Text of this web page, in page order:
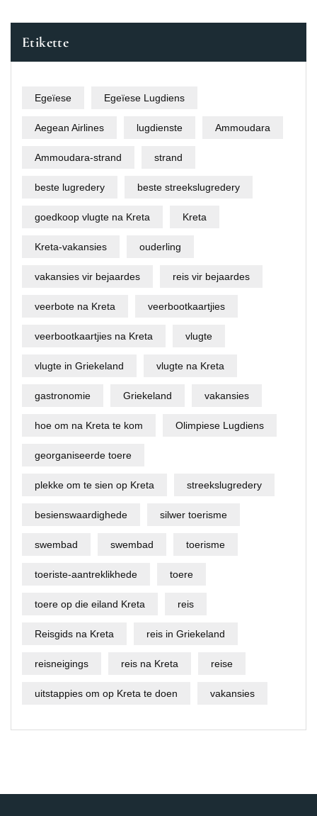
Etikette
Egeïese Egeïese Lugdiens
Aegean Airlines lugdienste Ammoudara
Ammoudara-strand strand
beste lugredery beste streekslugredery
goedkoop vlugte na Kreta Kreta
Kreta-vakansies ouderling
vakansies vir bejaardes reis vir bejaardes
veerbote na Kreta veerbootkaartjies
veerbootkaartjies na Kreta vlugte
vlugte in Griekeland vlugte na Kreta
gastronomie Griekeland vakansies
hoe om na Kreta te kom Olimpiese Lugdiens
georganiseerde toere
plekke om te sien op Kreta streekslugredery
besienswaardighede silwer toerisme
swembad swembad toerisme
toeriste-aantreklikhede toere
toere op die eiland Kreta reis
Reisgids na Kreta reis in Griekeland
reisneigings reis na Kreta reise
uitstappies om op Kreta te doen vakansies